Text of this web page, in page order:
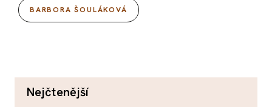
BARBORA ŠOULÁKOVÁ
nejčtenější